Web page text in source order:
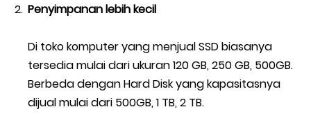
Penyimpanan lebih kecil
Di toko komputer yang menjual SSD biasanya
tersedia mulai dari ukuran 120 GB, 250 GB, 500GB.
Berbeda dengan Hard Disk yang kapasitasnya
dijual mulai dari 500GB, 1 TB, 2 TB.